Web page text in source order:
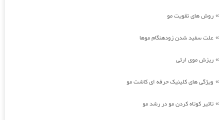
» روش های تقویت مو
» علت سفید شدن زودهنگام موها
» ریزش موی ارثی
» ویژگی های کلینیک حرفه ای کاشت مو
» تاثیر کوتاه کردن مو در رشد مو